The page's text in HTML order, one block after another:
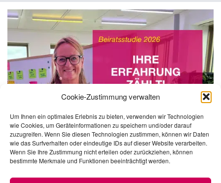
Cookie-Zustimmung verwalten
Um Ihnen ein optimales Erlebnis zu bieten, verwenden wir Technologien
wie Cookies, um Geräteinformationen zu speichern und/oder darauf
zuzugreifen. Wenn Sie diesen Technologien zustimmen, können wir Daten
wie das Surfverhalten oder eindeutige IDs auf dieser Website verarbeiten.
Wenn Sie Ihre Zustimmung nicht erteilen oder zurückziehen, können
bestimmte Merkmale und Funktionen beeinträchtigt werden.